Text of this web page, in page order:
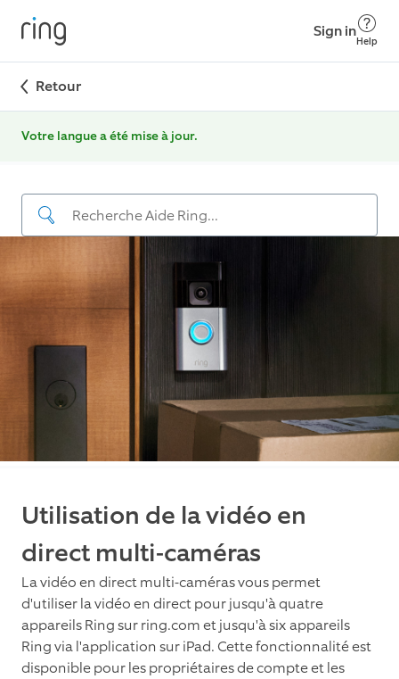
Sign in
Help
Retour
Votre langue a été mise à jour.
Utilisation de la vidéo en
direct multi-caméras
La vidéo en direct multi-caméras vous permet
d'utiliser la vidéo en direct pour jusqu'à quatre
appareils Ring sur ring.com et jusqu'à six appareils
Ring via l'application sur iPad. Cette fonctionnalité est
disponible pour les propriétaires de compte et les